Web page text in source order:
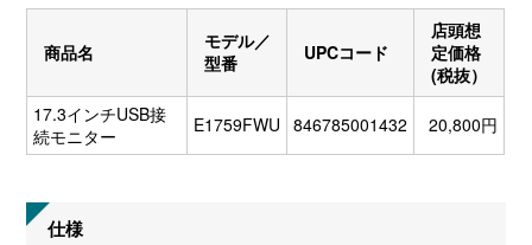
商品名
モデル／
型番
UPCコード
店頭想
定価格
(税抜）
17.3インチUSB接
続モニター
E1759FWU 846785001432 20,800円
仕様